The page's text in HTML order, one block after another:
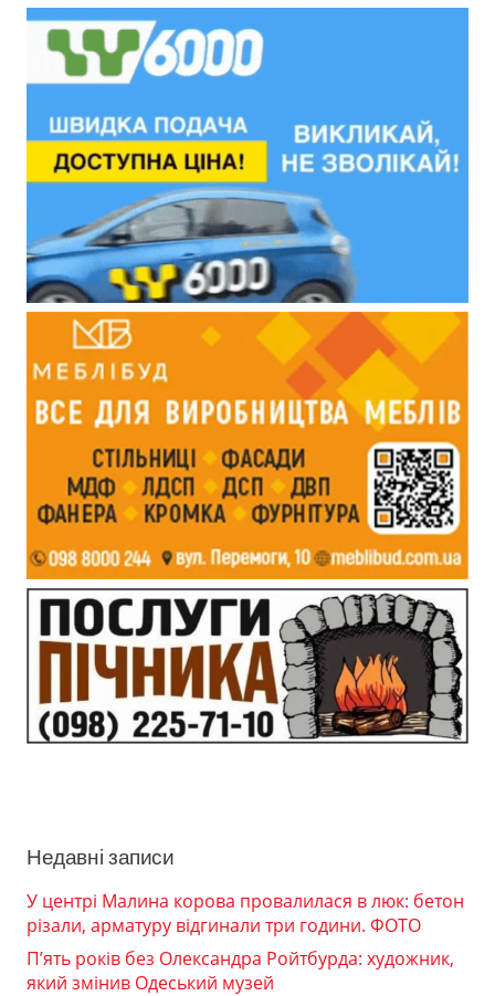
Недавні записи
У центрі Малина корова провалилася в люк: бетон
різали, арматуру відгинали три години. ФОТО
П’ять років без Олександра Ройтбурда: художник,
який змінив Одеський музей